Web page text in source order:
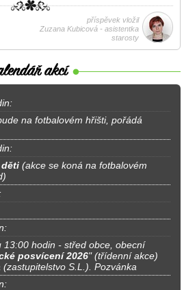
příspěvek vložil
Zuzana Kubicová - asistentka
starosty
na fotbalovém hřišti, pořádá
děti (akce se koná na fotbalovém
hodin - střed obce, obecní
posvícení 2026" (třídenní akce)
S.L.). Pozvánka